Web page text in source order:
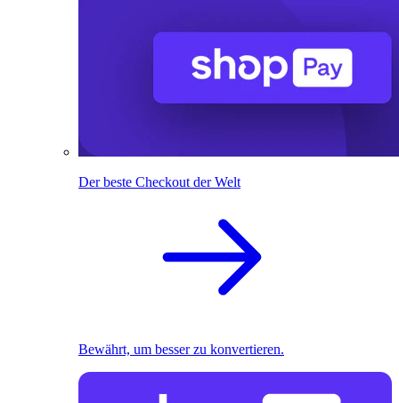
Der beste Checkout der Welt
Bewährt, um besser zu konvertieren.